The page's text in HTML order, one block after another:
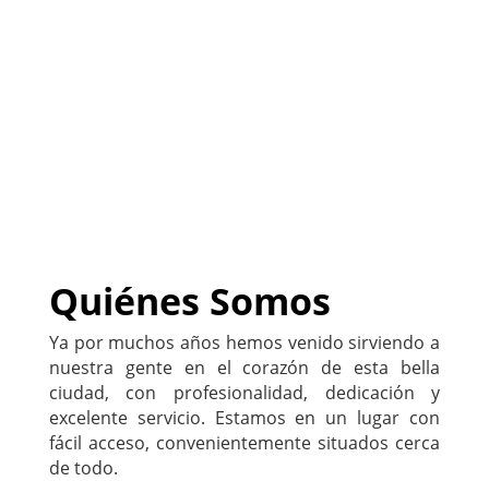
Quiénes Somos
Ya por muchos años hemos venido sirviendo a
nuestra gente en el corazón de esta bella
ciudad, con profesionalidad, dedicación y
excelente servicio. Estamos en un lugar con
fácil acceso, convenientemente situados cerca
de todo.